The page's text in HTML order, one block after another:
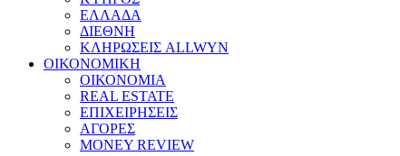
ΕΛΛΑΔΑ
ΔΙΕΘΝΗ
ΚΛΗΡΩΣΕΙΣ ALLWYN
ΟΙΚΟΝΟΜΙΚΗ
ΟΙΚΟΝΟΜΙΑ
REAL ESTATE
ΕΠΙΧΕΙΡΗΣΕΙΣ
ΑΓΟΡΕΣ
MONEY REVIEW